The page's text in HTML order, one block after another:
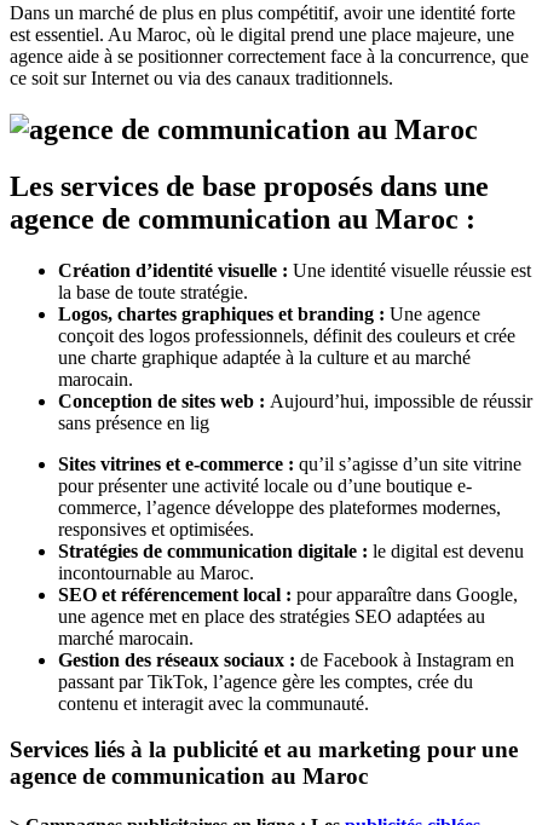
Dans un marché de plus en plus compétitif, avoir une identité forte
est essentiel. Au Maroc, où le digital prend une place majeure, une
agence aide à se positionner correctement face à la concurrence, que
ce soit sur Internet ou via des canaux traditionnels.
Les services de base proposés dans une
agence de communication au Maroc :
Création d’identité visuelle : Une identité visuelle réussie est
la base de toute stratégie.
Logos, chartes graphiques et branding : Une agence
conçoit des logos professionnels, définit des couleurs et crée
une charte graphique adaptée à la culture et au marché
marocain.
Conception de sites web : Aujourd’hui, impossible de réussir
sans présence en lig
Sites vitrines et e-commerce : qu’il s’agisse d’un site vitrine
pour présenter une activité locale ou d’une boutique e-
commerce, l’agence développe des plateformes modernes,
responsives et optimisées.
Stratégies de communication digitale : le digital est devenu
incontournable au Maroc.
SEO et référencement local : pour apparaître dans Google,
une agence met en place des stratégies SEO adaptées au
marché marocain.
Gestion des réseaux sociaux : de Facebook à Instagram en
passant par TikTok, l’agence gère les comptes, crée du
contenu et interagit avec la communauté.
Services liés à la publicité et au marketing pour une
agence de communication au Maroc